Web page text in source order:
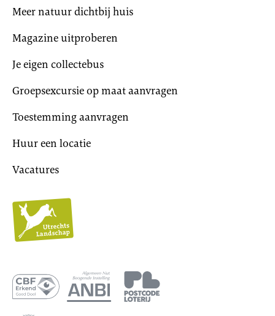
Meer natuur dichtbij huis
Magazine uitproberen
Je eigen collectebus
Groepsexcursie op maat aanvragen
Toestemming aanvragen
Huur een locatie
Vacatures